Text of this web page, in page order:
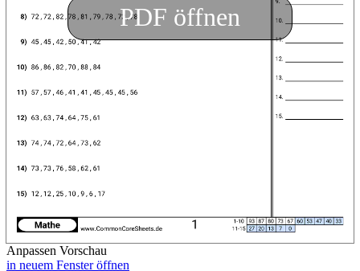
PDF öffnen
Anpassen Vorschau
in neuem Fenster öffnen